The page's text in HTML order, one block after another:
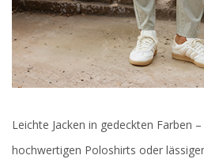
Leichte Jacken in gedeckten Farben
hochwertigen Poloshirts oder